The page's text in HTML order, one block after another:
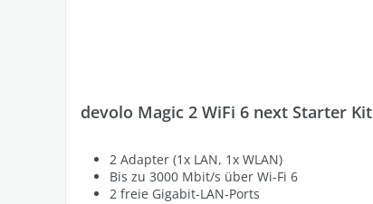
devolo Magic 2 WiFi 6 next Starter Kit
2 Adapter (1x LAN, 1x WLAN)
Bis zu 3000 Mbit/s über Wi-Fi 6
2 freie Gigabit-LAN-Ports